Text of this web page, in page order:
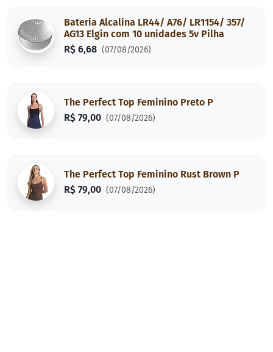
Bateria Alcalina LR44/ A76/ LR1154/ 357/
AG13 Elgin com 10 unidades 5v Pilha
R$ 6,68 (07/08/2026)
The Perfect Top Feminino Preto P
R$ 79,00 (07/08/2026)
The Perfect Top Feminino Rust Brown P
R$ 79,00 (07/08/2026)